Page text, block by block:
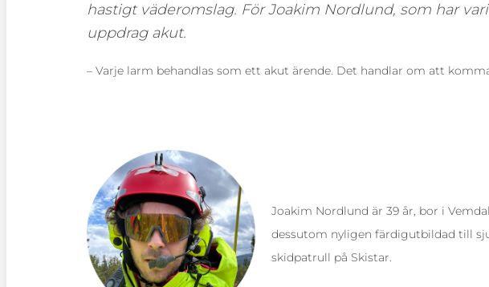
hastigt väderomslag. För Joakim Nordlund, som har
uppdrag akut.
– Varje larm behandlas som ett akut ärende. Det handlar om att
Joakim Nordlund är 39 år, bor i
dessutom nyligen färdigutbildad till
skidpatrull på Skistar.